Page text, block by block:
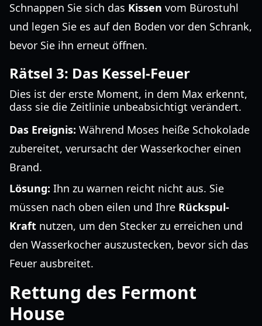
Schnappen Sie sich das Kissen vom Bürostuhl
und legen Sie es auf den Boden vor den Schrank,
bevor Sie ihn erneut öffnen.
Rätsel 3: Das Kessel-Feuer
Dies ist der erste Moment, in dem Max erkennt,
dass sie die Zeitlinie unbeabsichtigt verändert.
Das Ereignis: Während Moses heiße Schokolade
zubereitet, verursacht der Wasserkocher einen
Brand.
Lösung: Ihn zu warnen reicht nicht aus. Sie
müssen nach oben eilen und Ihre Rückspul-
Kraft nutzen, um den Stecker zu erreichen und
den Wasserkocher auszustecken, bevor sich das
Feuer ausbreitet.
Rettung des Fermont
House